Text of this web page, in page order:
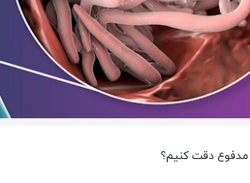
مدفوع دقت کنیم؟